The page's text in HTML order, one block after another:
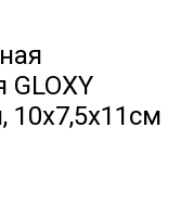
10х7,5х11см